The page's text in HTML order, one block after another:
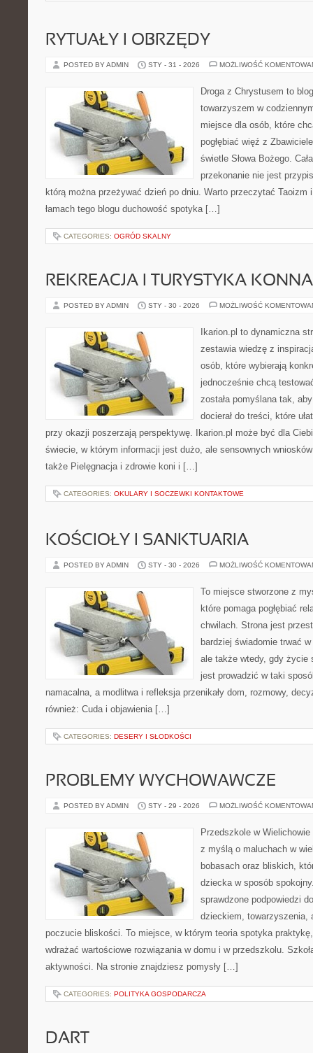
RYTUAŁY I OBRZĘDY
POSTED BY ADMIN STY - 31 - 2026 MOŻLIWOŚĆ
Droga z Chrystusem to
towarzyszem w
miejsce dla osób, które
pogłębiać więź z
świetle Słowa Bożego.
przekonanie nie jest
którą można przeżywać dzień po dniu. Warto przeczytać Taoizm
łamach tego blogu duchowość spotyka […]
CATEGORIES: OGRÓD SKALNY
REKREACJA I TURYSTYKA KONNA
POSTED BY ADMIN STY - 30 - 2026 MOŻLIWOŚĆ
Ikarion.pl to dynamiczna
zestawia wiedzę z
osób, które wybierają
jednocześnie chcą
została pomyślana tak,
docierał do treści, które
przy okazji poszerzają perspektywę. Ikarion.pl może być dla
świecie, w którym informacji jest dużo, ale sensownych
także Pielęgnacja i zdrowie koni i […]
CATEGORIES: OKULARY I SOCZEWKI KONTAKTOWE
KOŚCIOŁY I SANKTUARIA
POSTED BY ADMIN STY - 30 - 2026 MOŻLIWOŚĆ
To miejsce stworzone z
które pomaga pogłębiać
chwilach. Strona jest
bardziej świadomie trwać
ale także wtedy, gdy życie
jest prowadzić w taki
namacalna, a modlitwa i refleksja przenikały dom, rozmowy,
również: Cuda i objawienia […]
CATEGORIES: DESERY I SŁODKOŚCI
PROBLEMY WYCHOWAWCZE
POSTED BY ADMIN STY - 29 - 2026 MOŻLIWOŚĆ
Przedszkole w
z myślą o maluchach w
bobasach oraz bliskich,
dziecka w sposób
sprawdzone podpowiedzi
dzieckiem, towarzyszenia,
poczucie bliskości. To miejsce, w którym teoria spotyka
wdrażać wartościowe rozwiązania w domu i w przedszkolu.
aktywności. Na stronie znajdziesz pomysły […]
CATEGORIES: POLITYKA GOSPODARCZA
DART